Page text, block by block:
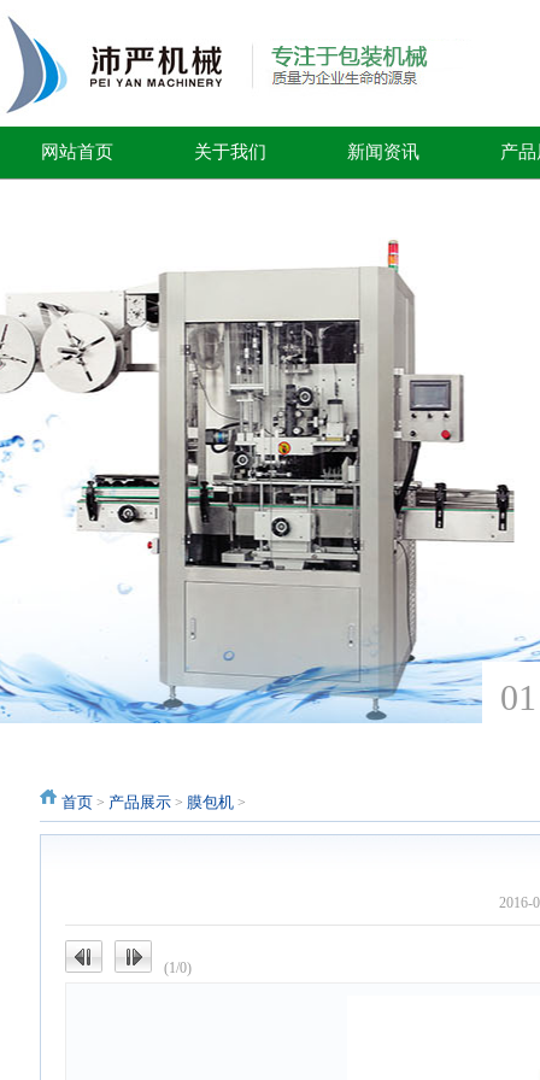
网站首页 关于我们 新闻资讯 产
首页 > 产品展示> 膜包机>
2016-
(1/0)